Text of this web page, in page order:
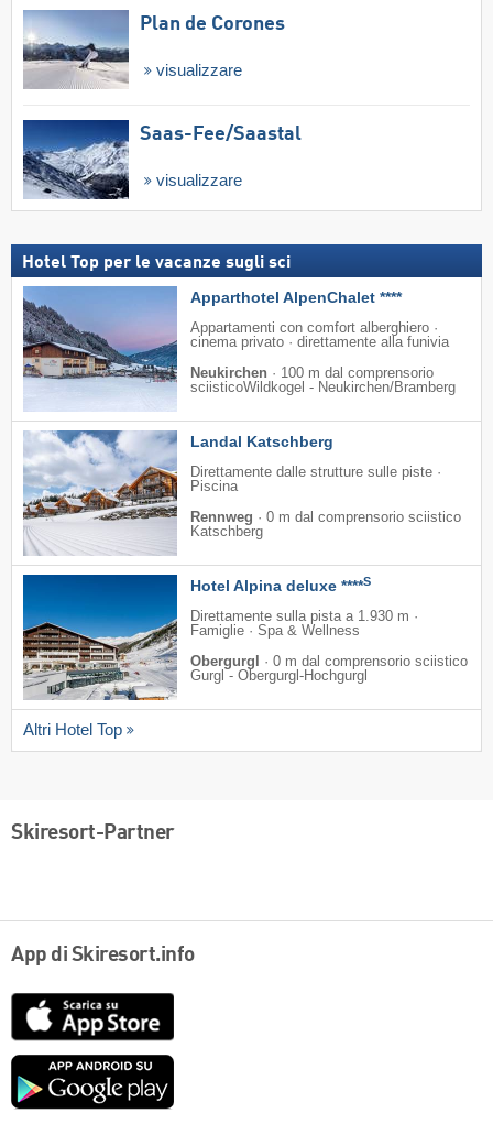
Plan de Corones
visualizzare
Saas-Fee/​Saastal
visualizzare
Hotel Top per le vacanze sugli sci
Apparthotel AlpenChalet ****
Appartamenti con comfort alberghiero ·
cinema privato · direttamente alla funivia
Neukirchen · 100 m dal comprensorio
sciisticoWildkogel - Neukirchen/​Bramberg
Landal Katschberg
Direttamente dalle strutture sulle piste ·
Piscina
Rennweg · 0 m dal comprensorio sciistico
Katschberg
Hotel Alpina deluxe ****S
Direttamente sulla pista a 1.930 m ·
Famiglie · Spa & Wellness
Obergurgl
· 0 m dal comprensorio sciistico
Gurgl - Obergurgl-Hochgurgl
Altri Hotel Top
Skiresort-Partner
App di Skiresort.info
Google